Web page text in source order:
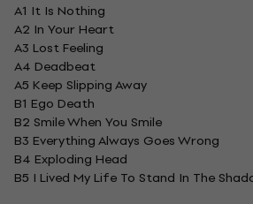
A1 It Is Nothing
A2 In Your Heart
A3 Lost Feeling
A4 Deadbeat
A5 Keep Slipping Away
B1 Ego Death
B2 Smile When You Smile
B3 Everything Always Goes Wrong
B4 Exploding Head
B5 I Lived My Life To Stand In The